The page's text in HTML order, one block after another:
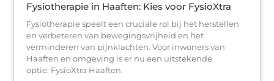
Fysiotherapie in Haaften: Kies voor FysioXtra
Fysiotherapie speelt een cruciale rol bij het herstellen
en verbeteren van bewegingsvrijheid en het
verminderen van pijnklachten. Voor inwoners van
Haaften en omgeving is er nu een uitstekende
optie: FysioXtra Haaften.